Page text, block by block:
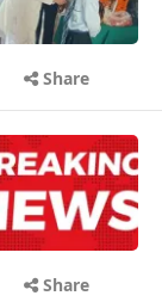
Share
Share